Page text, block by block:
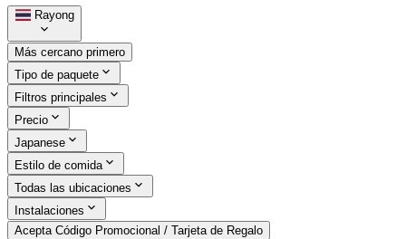
Rayong
Más cercano primero
Tipo de paquete
Filtros principales
Precio
Japanese
Estilo de comida
Todas las ubicaciones
Instalaciones
Acepta Código Promocional / Tarjeta de Regalo